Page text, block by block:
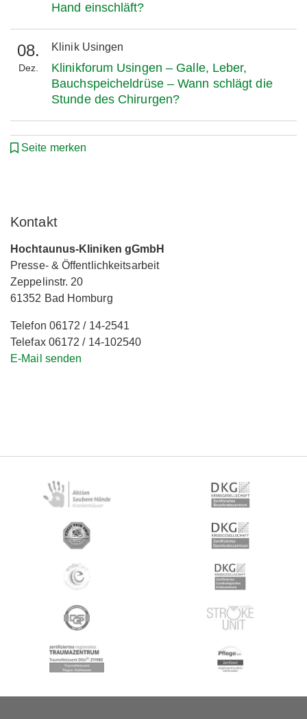
Hand einschläft?
08.
Dez.
Klinikforum Usingen – Galle, Leber,
Bauchspeicheldrüse – Wann schlägt die
Stunde des Chirurgen?
Klinik Usingen
Seite merken
Kontakt
Hochtaunus-Kliniken gGmbH
Presse- & Öffentlichkeitsarbeit
Zeppelinstr. 20
61352 Bad Homburg
Telefon 06172 / 14-2541
Telefax 06172 / 14-102540
E-Mail senden